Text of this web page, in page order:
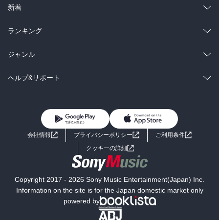
ラノベ
雑誌・グラビア
BL・TL
総合
ラノベ
雑誌・グラビア
BL・TL
新着
総合
ラノベ
雑誌・グラビア
ランキング
総合
ラノベ
ジャンル
コミック
ライトノベル 男子向けラノベ
小説
海外小説
ミステリー SF
文学
ヘルプ&サポート
よくあるご質問 お問い合わせ
会社情報 プライバシーポリシー
ご利用条件
クッキーの詳細
Copyright 2017 - 2026 Sony Music Entertainment(Japan) Inc.
Information on the site is for the Japan domestic market only
powered by